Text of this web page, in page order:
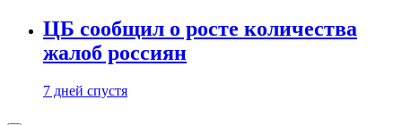
ЦБ сообщил о росте количества
жалоб россиян
7 дней спустя